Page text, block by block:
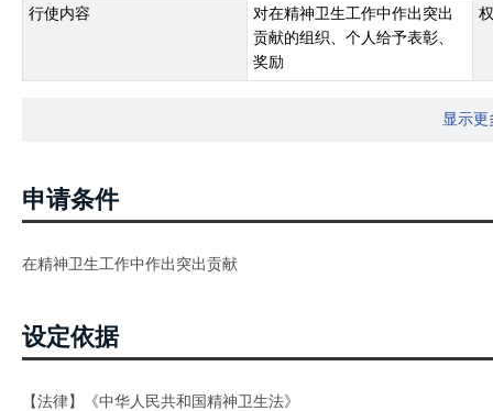
行使内容
对在精神卫生工作中作出突出
贡献的组织、个人给予表彰、
奖励
显示更
申请条件
在精神卫生工作中作出突出贡献
设定依据
【法律】《中华人民共和国精神卫生法》